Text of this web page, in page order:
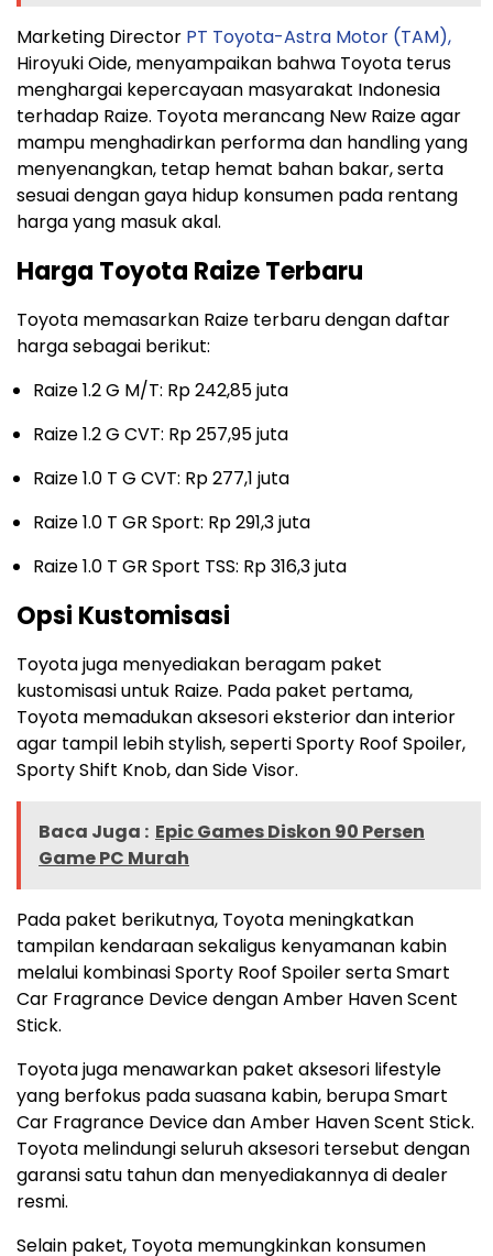
Marketing Director PT Toyota-Astra Motor (TAM),
Hiroyuki Oide, menyampaikan bahwa Toyota terus
menghargai kepercayaan masyarakat Indonesia
terhadap Raize. Toyota merancang New Raize agar
mampu menghadirkan performa dan handling yang
menyenangkan, tetap hemat bahan bakar, serta
sesuai dengan gaya hidup konsumen pada rentang
harga yang masuk akal.
Harga Toyota Raize Terbaru
Toyota memasarkan Raize terbaru dengan daftar
harga sebagai berikut:
Raize 1.2 G M/T: Rp 242,85 juta
Raize 1.2 G CVT: Rp 257,95 juta
Raize 1.0 T G CVT: Rp 277,1 juta
Raize 1.0 T GR Sport: Rp 291,3 juta
Raize 1.0 T GR Sport TSS: Rp 316,3 juta
Opsi Kustomisasi
Toyota juga menyediakan beragam paket
kustomisasi untuk Raize. Pada paket pertama,
Toyota memadukan aksesori eksterior dan interior
agar tampil lebih stylish, seperti Sporty Roof Spoiler,
Sporty Shift Knob, dan Side Visor.
Baca Juga : Epic Games Diskon 90 Persen
Game PC Murah
Pada paket berikutnya, Toyota meningkatkan
tampilan kendaraan sekaligus kenyamanan kabin
melalui kombinasi Sporty Roof Spoiler serta Smart
Car Fragrance Device dengan Amber Haven Scent
Stick.
Toyota juga menawarkan paket aksesori lifestyle
yang berfokus pada suasana kabin, berupa Smart
Car Fragrance Device dan Amber Haven Scent Stick.
Toyota melindungi seluruh aksesori tersebut dengan
garansi satu tahun dan menyediakannya di dealer
resmi.
Selain paket, Toyota memungkinkan konsumen